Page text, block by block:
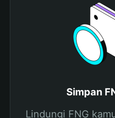
Simpan
Lindungi FNG